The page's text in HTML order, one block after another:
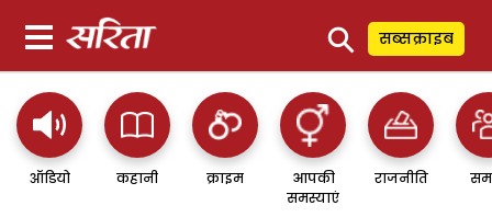
⚲ सब्सक्राइब
ऑडियो कहानी क्राइम
आपकी
समस्याएं
राजनीति